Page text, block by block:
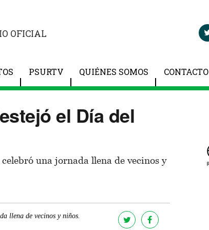
OFICIAL
PSURTV QUIÉNES SOMOS CONTACTO
el Día del
una jornada llena de vecinos y
llena de vecinos y niños.